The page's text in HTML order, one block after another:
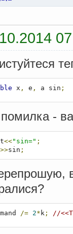
x , e , a sin ;
-
<<"sin=" ;
>>sin ;
/= 2* k; //